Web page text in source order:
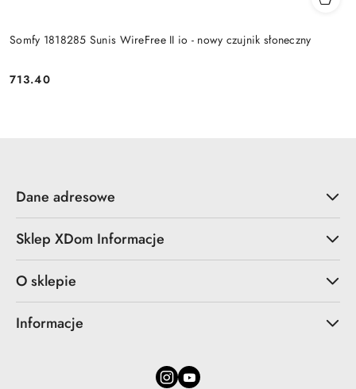
Somfy 1818285 Sunis WireFree II io - nowy czujnik słoneczny
Cena:
713.40
Dane adresowe
Sklep XDom Informacje
O sklepie
Informacje